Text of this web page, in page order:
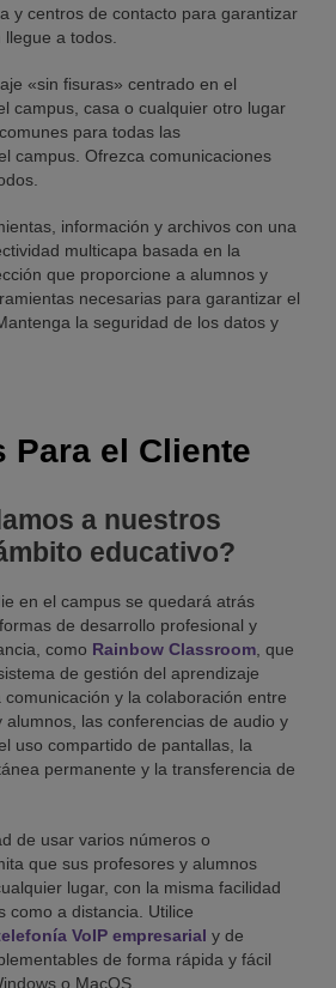
y centros de contacto para garantizar
a todos.
«sin fisuras» centrado en el
campus, casa o cualquier otro lugar
para todas las
campus. Ofrezca comunicaciones
información y archivos con una
multicapa basada en la
que proporcione a alumnos y
necesarias para garantizar el
la seguridad de los datos y
Para el Cliente
a nuestros
educativo?
en el campus se quedará atrás
de desarrollo profesional y
como Rainbow Classroom, que
de gestión del aprendizaje
comunicación y la colaboración entre
alumnos, las conferencias de audio y
uso compartido de pantallas, la
permanente y la transferencia de
de usar varios números o
que sus profesores y alumnos
lugar, con la misma facilidad
como a distancia. Utilice
VoIP empresarial y de
de forma rápida y fácil
o MacOS.